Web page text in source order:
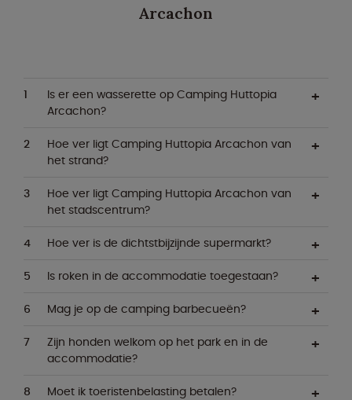
Arcachon
Is er een wasserette op Camping Huttopia
Arcachon?
Hoe ver ligt Camping Huttopia Arcachon van
het strand?
Hoe ver ligt Camping Huttopia Arcachon van
het stadscentrum?
Hoe ver is de dichtstbijzijnde supermarkt?
Is roken in de accommodatie toegestaan?
Mag je op de camping barbecueën?
Zijn honden welkom op het park en in de
accommodatie?
Moet ik toeristenbelasting betalen?